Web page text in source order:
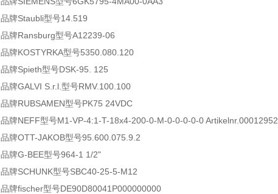
品牌Staubli型号14.519
品牌Ransburg型号A12239-06
品牌KOSTYRKA型号5350.080.120
品牌Spieth型号DSK-95. 125
品牌GALVI S.r.l.型号RMV.100.100
品牌RUBSAMEN型号PK75 24VDC
品牌NEFF型号M1-VP-4:1-T-18x4-200-0-M-0-0-0-0-0 Artikelnr.00012952
品牌OTT-JAKOB型号95.600.075.9.2
品牌G-BEE型号964-1 1/2"
品牌SCHUNK型号SBC40-25-5-M12
品牌fischer型号DE90D80041P000000000